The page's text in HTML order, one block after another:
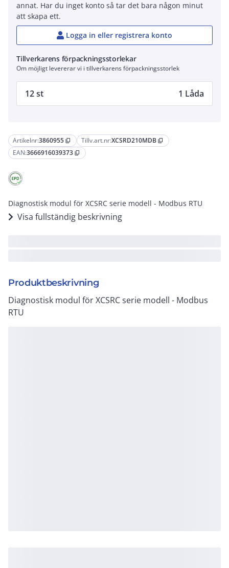
Artikelnr:3860955 content_copy Tillv.art.nr:XCSRD210MDB content_copy
EAN:3666916039373 content_copy
Diagnostisk modul för XCSRC serie modell - Modbus RTU
Visa fullständig beskrivning
Produktbeskrivning
Diagnostisk modul för XCSRC serie modell - Modbus
RTU
annat. Har du inget konto så tar det bara någon minut
att skapa ett.
Logga in eller registrera konto
Tillverkarens förpackningsstorlekar
Om möjligt levererar vi i tillverkarens förpackningsstorlek
12 st 1 Låda